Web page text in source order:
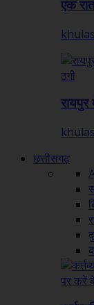
एक
छत्तीसगढ़